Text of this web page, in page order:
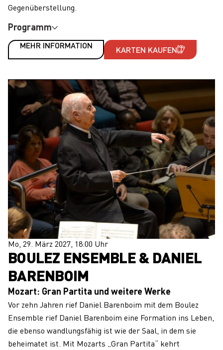
Gegenüberstellung.
Programm
MEHR INFORMATION KARTEN KAUFEN
Mo, 29. März 2027, 18:00 Uhr
BOULEZ ENSEMBLE & DANIEL
BARENBOIM
Mozart: Gran Partita und weitere Werke
Vor zehn Jahren rief Daniel Barenboim mit dem Boulez
Ensemble rief Daniel Barenboim eine Formation ins Leben,
die ebenso wandlungsfähig ist wie der Saal, in dem sie
beheimatet ist. Mit Mozarts „Gran Partita“ kehrt